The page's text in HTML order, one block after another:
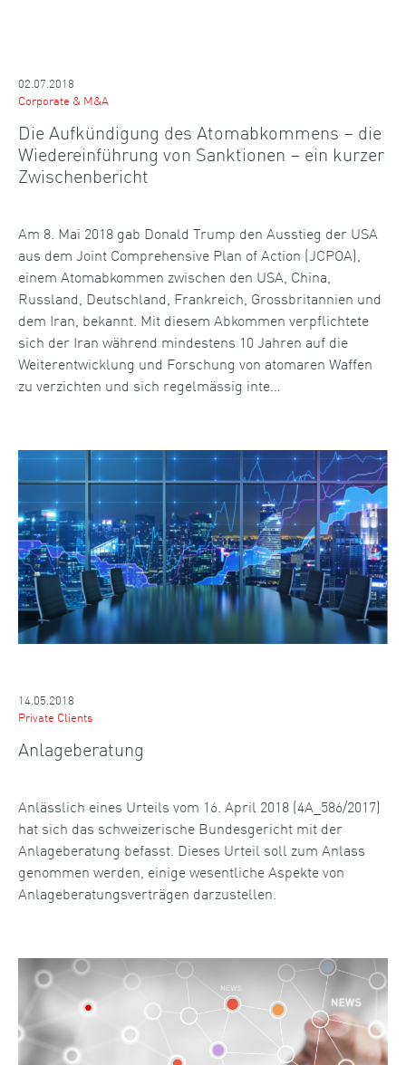
02.07.2018
Corporate & M&A
Die Aufkündigung des Atomabkommens – die
Wiedereinführung von Sanktionen – ein kurzer
Zwischenbericht
Am 8. Mai 2018 gab Donald Trump den Ausstieg der USA
aus dem Joint Comprehensive Plan of Action (JCPOA),
einem Atomabkommen zwischen den USA, China,
Russland, Deutschland, Frankreich, Grossbritannien und
dem Iran, bekannt. Mit diesem Abkommen verpflichtete
sich der Iran während mindestens 10 Jahren auf die
Weiterentwicklung und Forschung von atomaren Waffen
zu verzichten und sich regelmässig inte…
14.05.2018
Private Clients
Anlageberatung
Anlässlich eines Urteils vom 16. April 2018 (4A_586/2017)
hat sich das schweizerische Bundesgericht mit der
Anlageberatung befasst. Dieses Urteil soll zum Anlass
genommen werden, einige wesentliche Aspekte von
Anlageberatungsverträgen darzustellen.